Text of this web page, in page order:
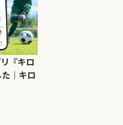
『キロ
｜キロ